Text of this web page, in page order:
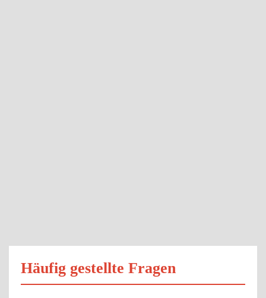
Häufig gestellte Fragen